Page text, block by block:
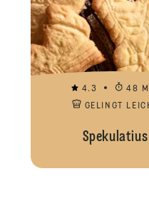
4.3
48
GELINGT
Spekulatius